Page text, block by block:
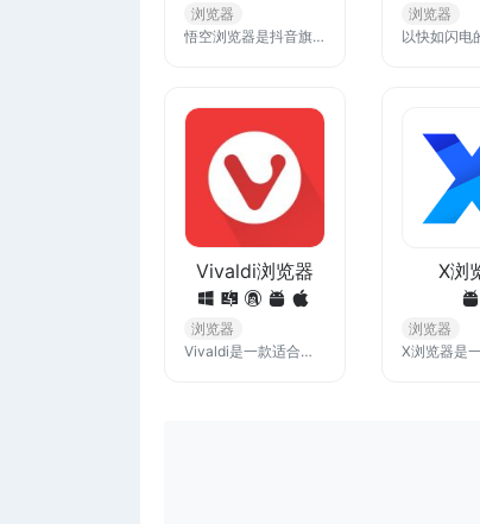
浏览器
悟空浏览器是抖音旗下的多功能浏览器APP，它支持便捷的网页访问，日常搜索，咨询浏览，视频播放，小说阅读等服务。还能一键搜索全网内容，获取准确靠谱的搜索结果。
浏览器
Vivaldi浏览器
浏览器
Vivaldi是一款适合深度用户的浏览器，提供海量的自定义选项和内置功能，让您的浏览体验更快、更简单、更高效。
X浏
浏览器